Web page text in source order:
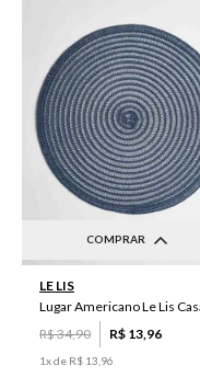
COMPRAR
LE LIS
R$34,90 R$ 13 96
1x de R$ 13 96